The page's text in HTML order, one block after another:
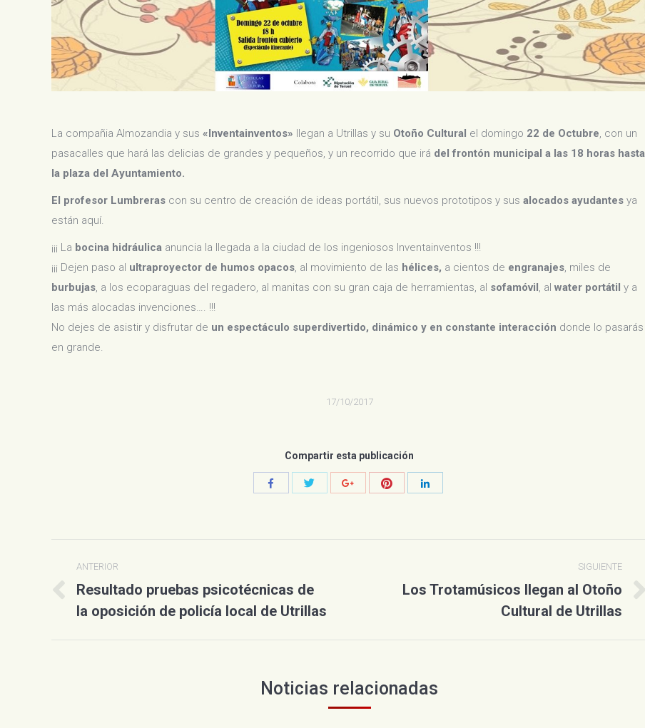
La compañia Almozandia y sus «Inventainventos» llegan a Utrillas y su Otoño Cultural el domingo 22 de Octubre , con un
pasacalles que hará las delicias de grandes y pequeños, y un recorrido que irá del frontón municipal a las 18 horas hasta
la plaza del Ayuntamiento.
El profesor Lumbreras con su centro de creación de ideas portátil, sus nuevos prototipos y sus alocados ayudantes ya
están aquí.
¡¡¡ La bocina hidráulica anuncia la llegada a la ciudad de los ingeniosos Inventainventos !!!
¡¡¡ Dejen paso al ultraproyector de humos opacos , al movimiento de las hélices, a cientos de engranajes , miles de
burbujas , a los ecoparaguas del regadero, al manitas con su gran caja de herramientas, al sofamóvil , al water portátil y a
las más alocadas invenciones…. !!!
No dejes de asistir y disfrutar de un espectáculo superdivertido, dinámico y en constante interacción donde lo pasarás
en grande.
17/10/2017
Compartir esta publicación
CompartirCompartirCompartirCompartirCompartir
entre
publicaciones
ANTERIOR
Publicación
anterior:
Resultado pruebas psicotécnicas de
la oposición de policía local de Utrillas
SIGUIENTE
Publicación
Los Trotamúsicos llegan al Otoño
Cultural de Utrillas
Noticias relacionadas